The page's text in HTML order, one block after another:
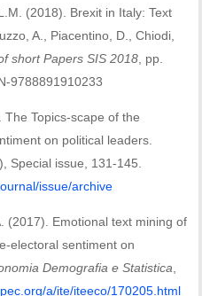
(2018). Brexit in Italy: Text
A., Piacentino, D., Chiodi,
short Papers SIS 2018 , pp.
9788891910233
Topics-scape of the
on political leaders.
Special issue, 131-145.
issue/archive
(2017). Emotional text mining of
electoral sentiment on
Demografia e Statistica
a/ite/iteeco/170205.html